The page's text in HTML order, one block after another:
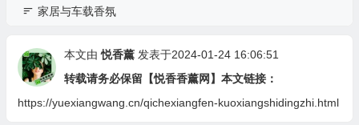
家居与车载香氛
本文由悦香薰 发表于2024-01-24 16:06:51
转载请务必保留【悦香香薰网】本文链接：
https://yuexiangwang.cn/qichexiangfen-kuoxiangshidingzhi.html